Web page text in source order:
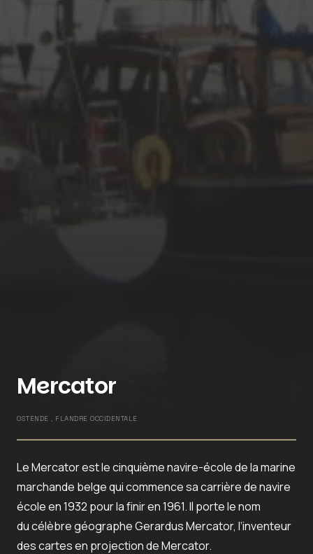
Mercator
OSTENDE , FLANDRE OCCIDENTALE
Le Mercator est le cinquième navire-école de la marine
marchande belge qui commence sa carrière de navire
école en 1932 pour la finir en 1961. Il porte le nom
du célèbre géographe Gerardus Mercator, l’inventeur
des cartes en projection de Mercator.